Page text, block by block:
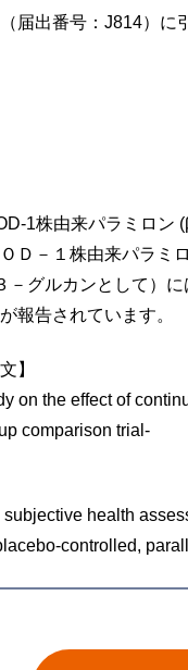
届出番号：J814）
1株由来パラミロン
Ｄ－１株由来パラ
－グルカンとして）
報告されています。
】
on the effect of
comparison trial-
health
controlled,